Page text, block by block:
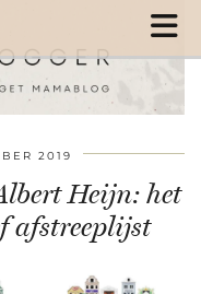
2019
Heijn: het
afstreeplijst